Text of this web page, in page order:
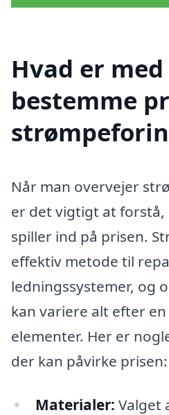
Hvad er
bestemme
Når man overvejer
er det vigtigt at
spiller ind på prisen.
effektiv metode til
ledningssystemer, og
kan variere alt efter
elementer. Her er
der kan påvirke prisen:
Materialer: Valget